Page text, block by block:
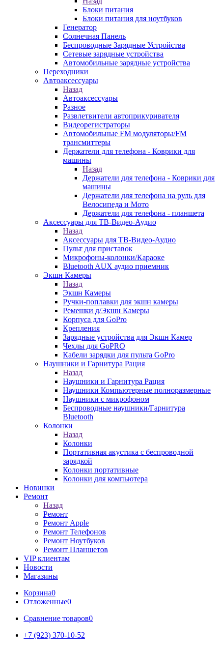
Блоки питания
Блоки питания для ноутбуков
Генератор
Солнечная Панель
Беспроводные Зарядные Устройства
Сетевые зарядные устройства
Автомобильные зарядные устройства
Переходники
Автоаксессуары
Назад
Автоаксессуары
Разное
Развлетвители автоприкуривателя
Видеорегистраторы
Автомобильные FM модуляторы/FM
трансмиттеры
Держатели для телефона - Коврики для
машины
Назад
Держатели для телефона - Коврики для
машины
Держатели для телефона на руль для
Велосипеда и Мото
Держатели для телефона - планшета
Аксессуары для ТВ-Видео-Аудио
Назад
Аксессуары для ТВ-Видео-Аудио
Пульт для приставок
Микрофоны-колонки/Караоке
Bluetooth AUX аудио приемник
Экшн Камеры
Назад
Экшн Камеры
Ручки-поплавки для экшн камеры
Ремешки д/Экшн Камеры
Корпуса для GoPro
Крепления
Зарядные устройства для Экшн Камер
Чехлы для GoPRO
Кабели зарядки для пульта GoPro
Наушники и Гарнитура Рация
Назад
Наушники и Гарнитура Рация
Наушники Компьютерные полноразмерные
Наушники с микрофоном
Беспроводные наушники/Гарнитура
Bluetooth
Колонки
Назад
Колонки
Портативная акустика с беспроводной
зарядкой
Колонки портативные
Колонки для компьютера
Новинки
Ремонт
Назад
Ремонт
Ремонт Apple
Ремонт Телефонов
Ремонт Ноутбуков
Ремонт Планшетов
VIP клиентам
Новости
Магазины
Корзина0
Отложенные0
Сравнение товаров0
+7 (923) 370-10-52